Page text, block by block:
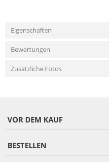
Eigenschaften
Bewertungen
Zusätzliche Fotos
VOR DEM KAUF
BESTELLEN